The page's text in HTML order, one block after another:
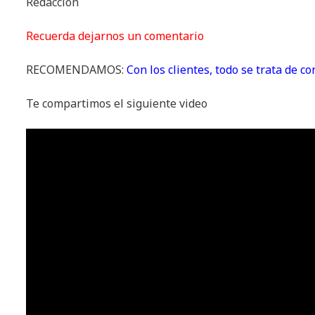
Recuerda dejarnos un comentario
RECOMENDAMOS: Con los clientes, todo se trata de
Te compartimos el siguiente video